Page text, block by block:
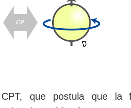
CPT, que postula que